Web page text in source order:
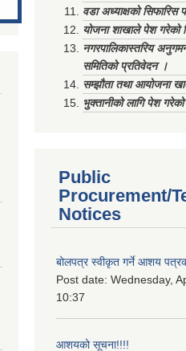
वडा अध्याक्षको सिफारिस
योजना शाखाले पेश गरेको
नगरपालिकास्तरिय
समितिको प्रतिवेदन ।
सम्झौता तथा आयोजना
भुक्तानीको लागि पेश
Public
Procurement/
Notices
बोलपत्र स्वीकृत गर्ने आशय
Post date: Wednesday,
10:37
आशयको सूचना!!!!